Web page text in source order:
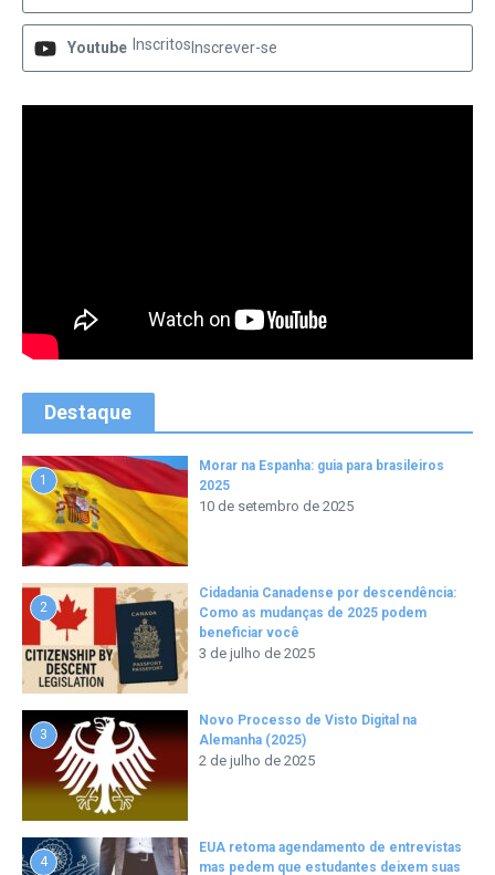
Youtube Inscritos Inscrever-se
Destaque
1
Morar na Espanha: guia para brasileiros
2025
10 de setembro de 2025
2
Cidadania Canadense por descendência:
Como as mudanças de 2025 podem
beneficiar você
3 de julho de 2025
3
Novo Processo de Visto Digital na
Alemanha (2025)
2 de julho de 2025
4
EUA retoma agendamento de entrevistas
mas pedem que estudantes deixem suas